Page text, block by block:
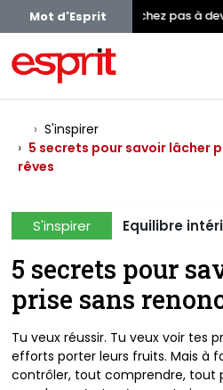
Mot d'EspritNe cherchez pas à
S'inspirer
5 secrets pour savoir lâcher
rêves
S'inspirer Equilibre
5 secrets pour
prise sans
Tu veux réussir. Tu veux voir tes
efforts porter leurs fruits. Mais à
contrôler, tout comprendre, tout